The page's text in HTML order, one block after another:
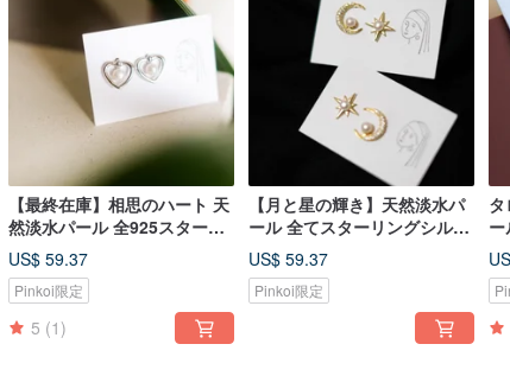
【最終在庫】相思のハート 天
然淡水パール 全925スターリ
ングシルバーピアス/イヤリン
グ
US$ 59.37
Pinkoi限定
5 (1)
【月と星の輝き】天然淡水パ
ール 全てスターリングシルバ
ーのピアス (シルバー/ゴール
ド)
US$ 59.37
Pinkoi限定
ー
ー